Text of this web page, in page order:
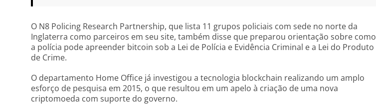
O N8 Policing Research Partnership, que lista 11 grupos policiais com sede no norte da
Inglaterra como parceiros em seu site, também disse que preparou orientação sobre como
a polícia pode apreender bitcoin sob a Lei de Polícia e Evidência Criminal e a Lei do Produto
de Crime.
O departamento Home Office já investigou a tecnologia blockchain realizando um amplo
esforço de pesquisa em 2015, o que resultou em um apelo à criação de uma nova
criptomoeda com suporte do governo.